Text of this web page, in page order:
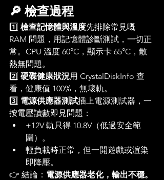
🔎 檢查過程
1️⃣ 檢查記憶體與溫度先排除常見嘅
RAM 問題，用記憶體診斷測試，一切正
常。CPU 溫度 60°C，顯示卡 65°C，散
熱無問題。
2️⃣ 硬碟健康狀況用 CrystalDiskInfo 查
看，健康值 100%，無壞軌。
3️⃣ 電源供應器測試插上電源測試器，一
按電壓讀數即見問題：
+12V 軌只得 10.8V（低過安全範
圍）。
輕負載時正常，但一開遊戲或渲染
即降壓。
👉 結論： 電源供應器老化，輸出不穩。